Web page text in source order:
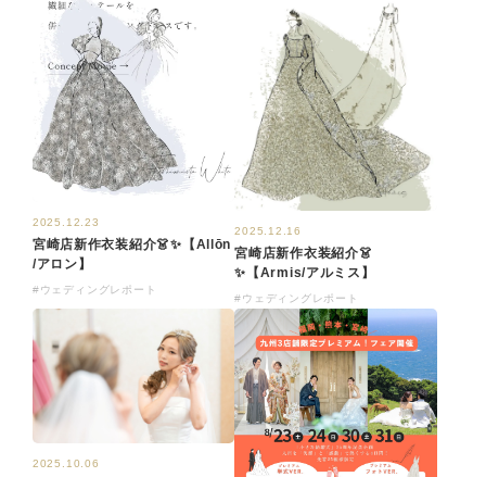
2025.12.23
宮崎店新作衣装紹介👗✨【Allōn
/アロン】
#ウェディングレポート
2025.12.16
宮崎店新作衣装紹介👗
✨【Armis/アルミス】
#ウェディングレポート
2025.10.06